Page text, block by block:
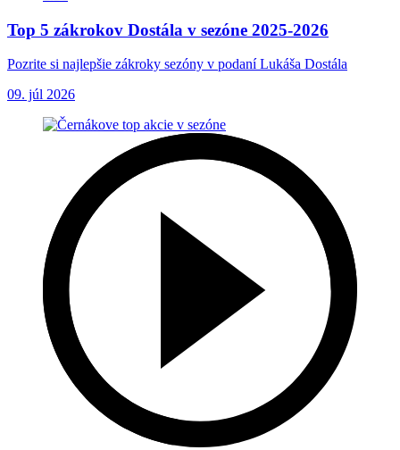
Top 5 zákrokov Dostála v sezóne 2025-2026
Pozrite si najlepšie zákroky sezóny v podaní Lukáša Dostála
09. júl 2026